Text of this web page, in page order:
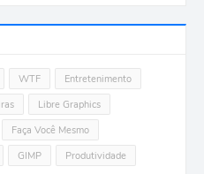
WTF
Entretenimento
Libre Graphics
Faça Você Mesmo
GIMP Produtividade